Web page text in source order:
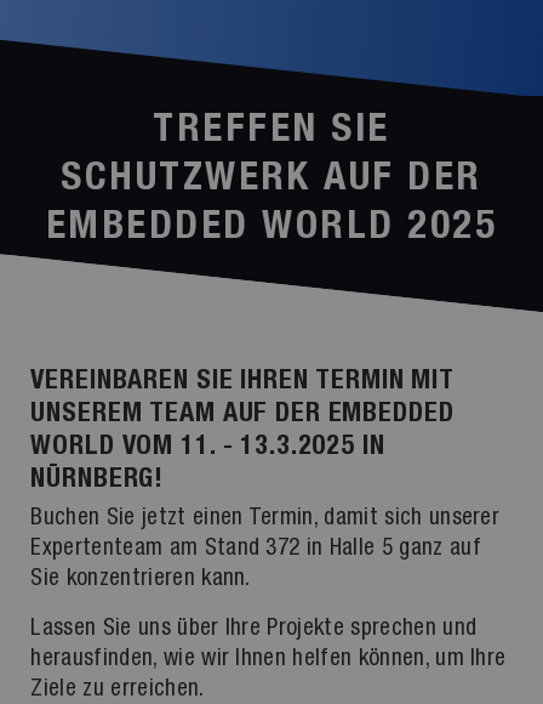
TREFFEN SIE
SCHUTZWERK AUF DER
EMBEDDED WORLD 2025
VEREINBAREN SIE IHREN TERMIN MIT
UNSEREM TEAM AUF DER EMBEDDED
WORLD VOM 11. - 13.3.2025 IN
NÜRNBERG!
Buchen Sie jetzt einen Termin, damit sich unserer
Expertenteam am Stand 372 in Halle 5 ganz auf
Sie konzentrieren kann.
Lassen Sie uns über Ihre Projekte sprechen und
herausfinden, wie wir Ihnen helfen können, um Ihre
Ziele zu erreichen.